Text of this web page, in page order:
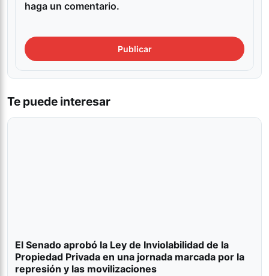
haga un comentario.
Te puede interesar
El Senado aprobó la Ley de Inviolabilidad de la
Propiedad Privada en una jornada marcada por la
represión y las movilizaciones